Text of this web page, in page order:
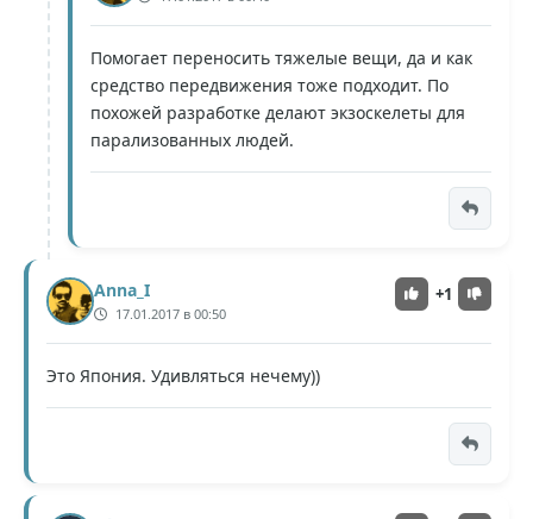
Помогает переносить тяжелые вещи, да и как
средство передвижения тоже подходит. По
похожей разработке делают экзоскелеты для
парализованных людей.
Anna_I
17.01.2017 в 00:50
+1
Это Япония. Удивляться нечему))